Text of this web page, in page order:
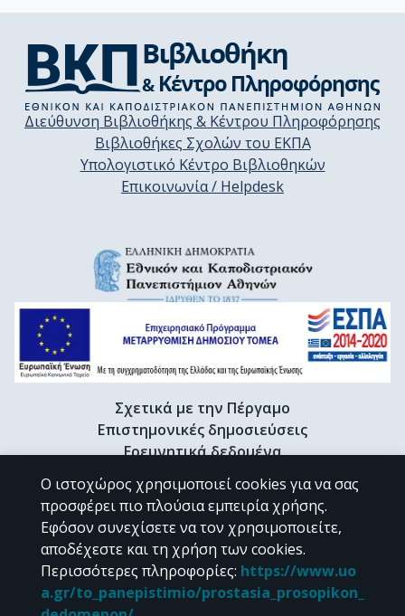
Διεύθυνση Βιβλιοθήκης & Κέντρου Πληροφόρησης
Βιβλιοθήκες Σχολών του ΕΚΠΑ
Υπολογιστικό Κέντρο Βιβλιοθηκών
Επικοινωνία / Helpdesk
Σχετικά με την Πέργαμο
Επιστημονικές δημοσιεύσεις
Ερευνητικά δεδομένα
Διδακτορικές διατριβές & Γκρίζα βιβλιογραφία
Προφίλ Ερευνητή
CC BY-NC 4.0
Εκτός αν αναφέρεται διαφορετικά, το υλικό της "Περγάμου" διατίθεται
Ο ιστοχώρος χρησιμοποιεί cookies για να σας
προσφέρει πιο πλούσια εμπειρία χρήσης.
Εφόσον συνεχίσετε να τον χρησιμοποιείτε,
αποδέχεστε και τη χρήση των cookies.
Περισσότερες πληροφορίες: https://www.uo
a.gr/to_panepistimio/prostasia_prosopikon_